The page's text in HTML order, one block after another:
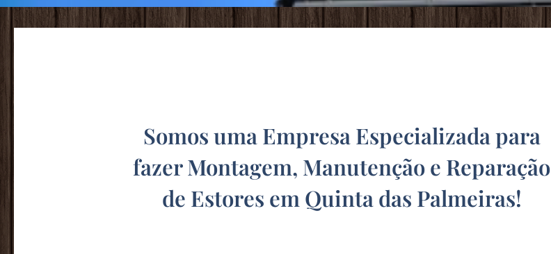
Somos uma Empresa Especializada para
fazer Montagem, Manutenção e Reparação
de Estores em Quinta das Palmeiras!